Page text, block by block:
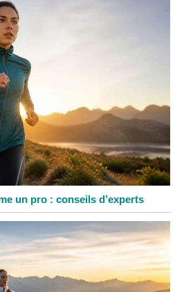
un pro : conseils d’experts